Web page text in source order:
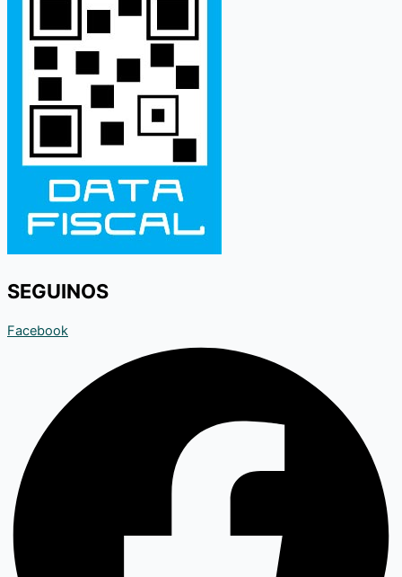
SEGUINOS
Facebook